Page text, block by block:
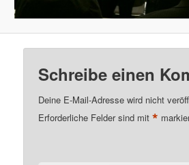
Schreibe einen
Deine E-Mail-Adresse wird nicht
Erforderliche Felder sind mit*